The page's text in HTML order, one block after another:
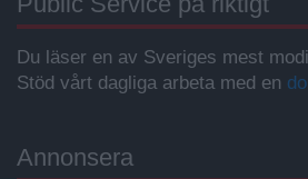
Du läser en av Sveriges mest
Stöd vårt dagliga arbeta med en
Annonsera